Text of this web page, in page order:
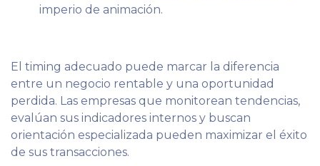
imperio de animación.
El timing adecuado puede marcar la diferencia
entre un negocio rentable y una oportunidad
perdida. Las empresas que monitorean tendencias,
evalúan sus indicadores internos y buscan
orientación especializada pueden maximizar el éxito
de sus transacciones.